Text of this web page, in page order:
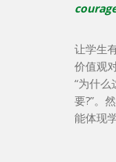
让学生
价值观
“为什
要?”。
能体现